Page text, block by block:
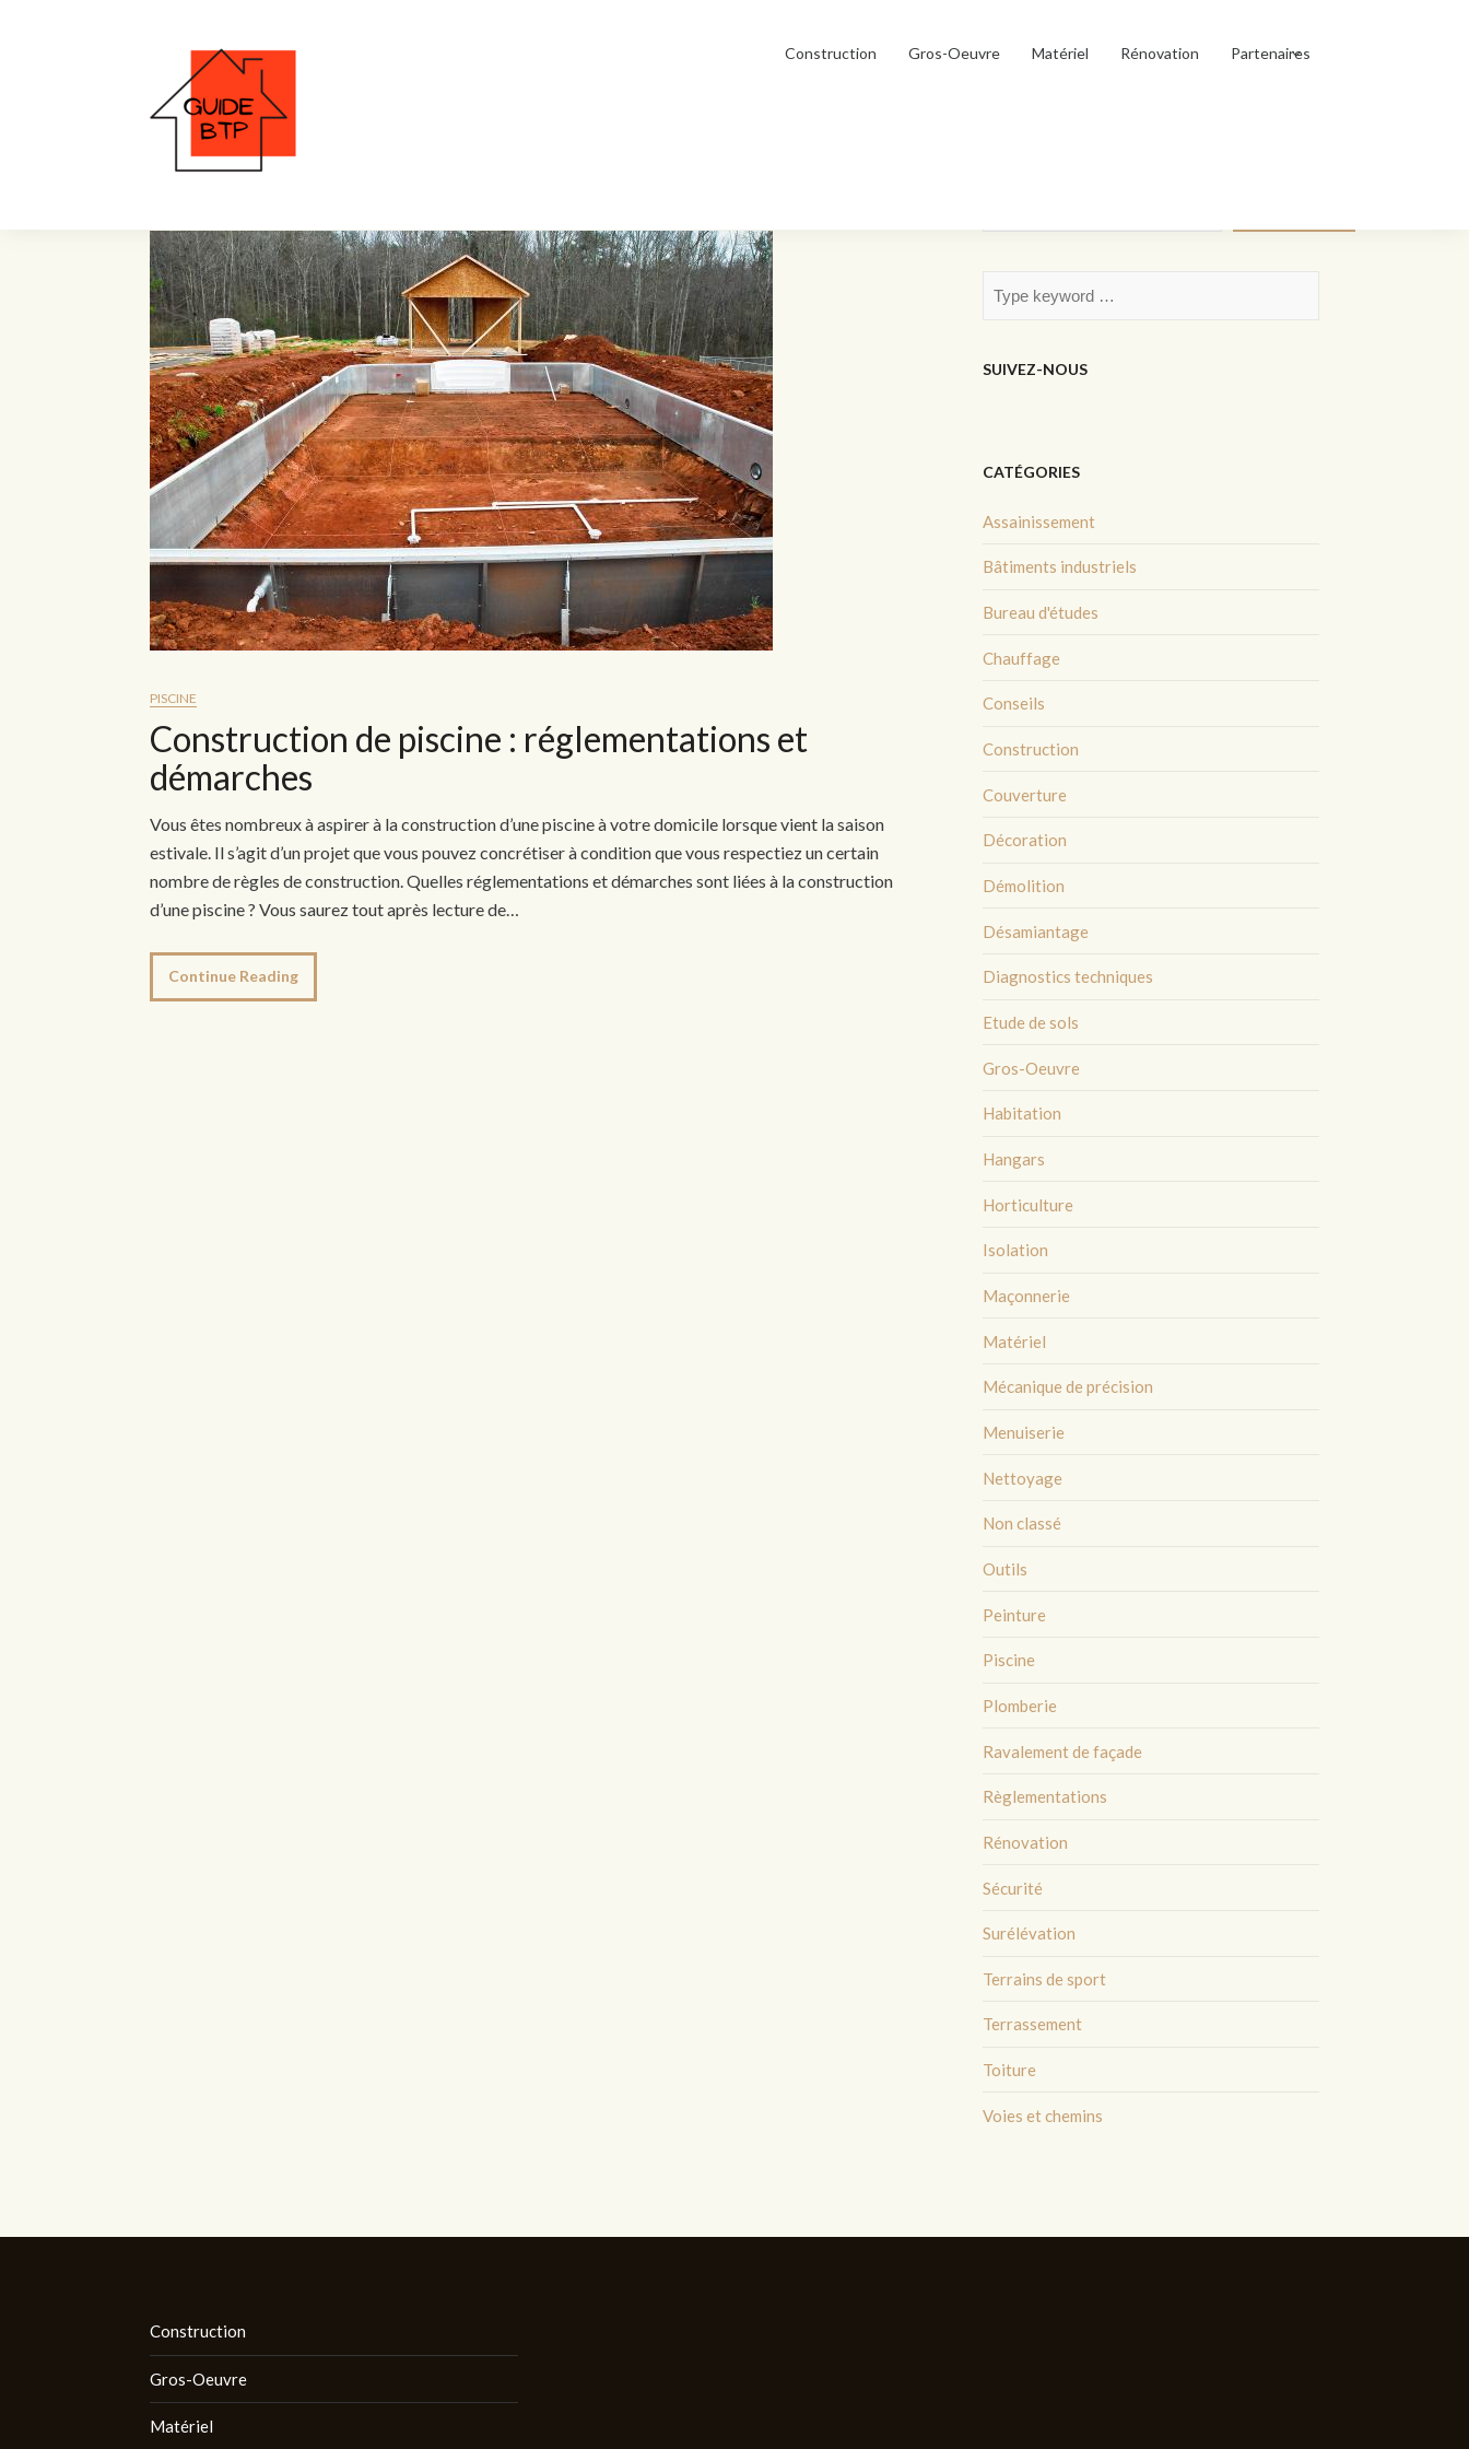
Construction Gros-Oeuvre Matériel Rénovation Partenaires
Piscines sans abri
PISCINE
Construction de piscine : réglementations et
démarches
Vous êtes nombreux à aspirer à la construction d’une piscine à votre domicile lorsque vient la saison
estivale. Il s’agit d’un projet que vous pouvez concrétiser à condition que vous respectiez un certain
nombre de règles de construction. Quelles réglementations et démarches sont liées à la construction
d’une piscine ? Vous saurez tout après lecture de…
Continue Reading
SUIVEZ-NOUS
CATÉGORIES
Assainissement
Bâtiments industriels
Bureau d'études
Chauffage
Conseils
Construction
Couverture
Décoration
Démolition
Désamiantage
Diagnostics techniques
Etude de sols
Gros-Oeuvre
Habitation
Hangars
Horticulture
Isolation
Maçonnerie
Matériel
Mécanique de précision
Menuiserie
Nettoyage
Non classé
Outils
Peinture
Piscine
Plomberie
Ravalement de façade
Règlementations
Rénovation
Sécurité
Surélévation
Terrains de sport
Terrassement
Toiture
Voies et chemins
Construction
Gros-Oeuvre
Matériel